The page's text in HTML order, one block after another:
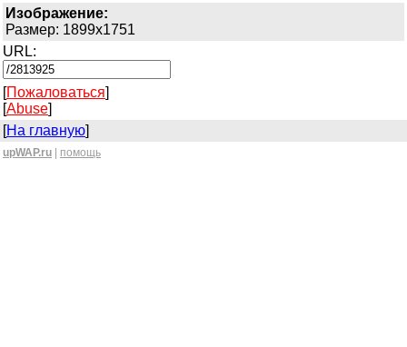
Изображение:
Размер: 1899x1751
URL:
[Пожаловаться]
[Abuse]
[На главную]
upWAP.ru помощь